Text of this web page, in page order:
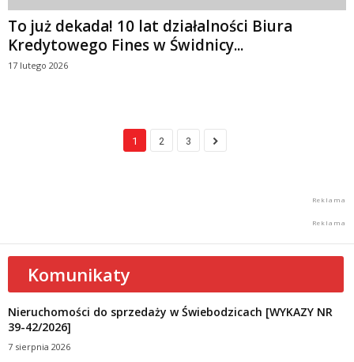
To już dekada! 10 lat działalności Biura
Kredytowego Fines w Świdnicy...
17 lutego 2026
1 2 3
Komunikaty
Nieruchomości do sprzedaży w Świebodzicach [WYKAZY NR
39-42/2026]
7 sierpnia 2026